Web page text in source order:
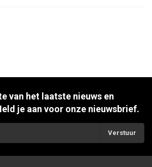
van het laatste nieuws en
je aan voor onze nieuwsbrief.
Verstuur